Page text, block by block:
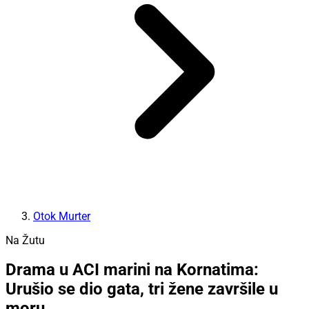
Otok Murter
Na Žutu
Drama u ACI marini na Kornatima:
Urušio se dio gata, tri žene završile u